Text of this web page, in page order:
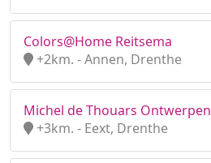
Colors@Home Reitsema
+2km. - Annen, Drenthe
Michel de Thouars Ontwerpen
+3km. - Eext, Drenthe